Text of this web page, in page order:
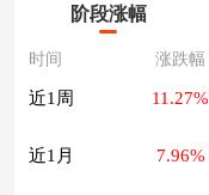
阶段涨幅
时间 涨跌幅
近1周 11.27%
近1月 7.96%